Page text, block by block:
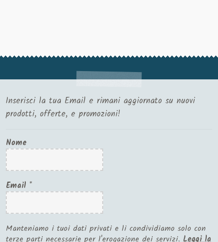
Inserisci la tua Email e rimani aggiornato su nuovi
prodotti, offerte, e promozioni!
Nome
Email *
Manteniamo i tuoi dati privati e li condividiamo solo con
terze parti necessarie per l'erogazione dei servizi. Leggi la